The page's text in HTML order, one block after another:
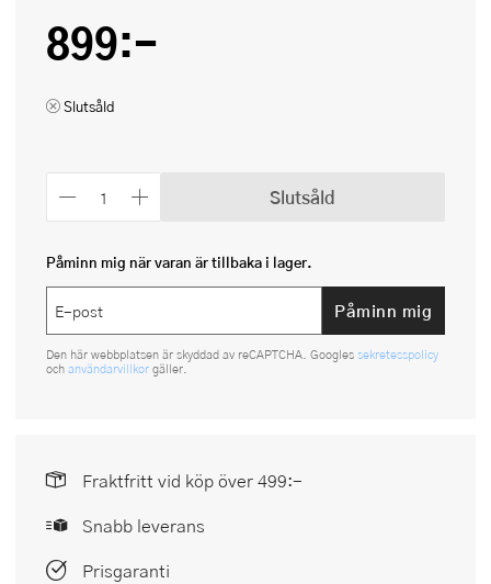
899:-
Slutsåld
Slutsåld
Påminn mig när varan är tillbaka i lager.
Påminn mig
Den här webbplatsen är skyddad av reCAPTCHA. Googles sekretesspolicy
och användarvillkor gäller.
Fraktfritt vid köp över 499:-
Snabb leverans
Prisgaranti